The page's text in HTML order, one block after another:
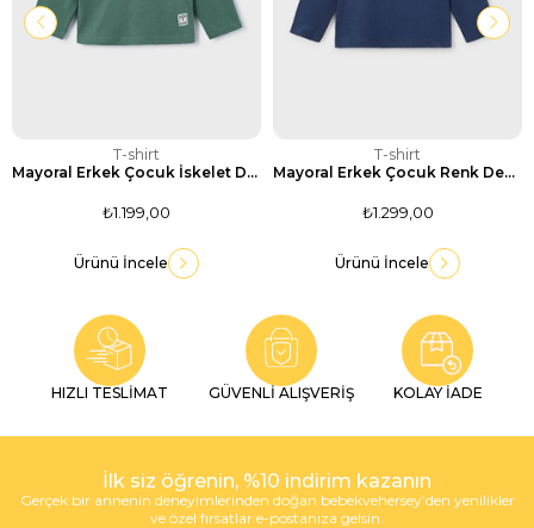
T-shirt
Mayoral Erkek Çocuk İskelet Dinozor (T-Rex) Kabartma Baskılı Uzun Kollu Tişört-Koyu Yeşil
₺1.199,00
Ürünü İncele
T-shirt
Mayoral Erkek Çocuk Renk Değiştiren Kapüşonlu Tilki Figür Baskılı Uzun Kollu Tişört-Lacivert
₺1.299,00
Ürünü İncele
HIZLI TESLİMAT GÜVENLİ ALIŞVERİŞ KOLAY İADE
İlk siz öğrenin, %10 indirim kazanın
Gerçek bir annenin deneyimlerinden doğan bebekvehersey’den yenilikler
ve özel fırsatlar e-postanıza gelsin.